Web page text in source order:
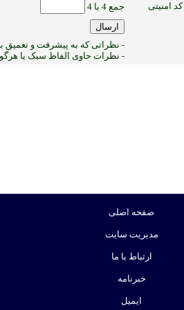
کد امنیتی جمع 4 با 4
- نظراتی که به پیشرفت و تعمیق
- نظرات حاوی الفاظ سبک یا
صفحه اصلی
مدیریت سایت
ارتباط با ما
خبرنامه
ایمیل